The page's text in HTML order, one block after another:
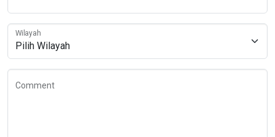
Wilayah
Comment